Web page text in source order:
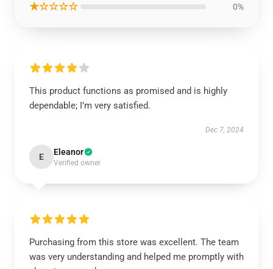
★☆☆☆☆ 0%
This product functions as promised and is highly
dependable; I’m very satisfied.
Dec 7, 2024
E Eleanor
Verified owner
Purchasing from this store was excellent. The team
was very understanding and helped me promptly with